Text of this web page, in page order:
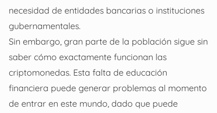
necesidad de entidades bancarias o instituciones
gubernamentales.
Sin embargo, gran parte de la población sigue sin
saber cómo exactamente funcionan las
criptomonedas. Esta falta de educación
financiera puede generar problemas al momento
de entrar en este mundo, dado que puede